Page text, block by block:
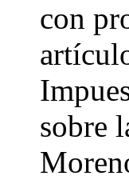
con
sobre